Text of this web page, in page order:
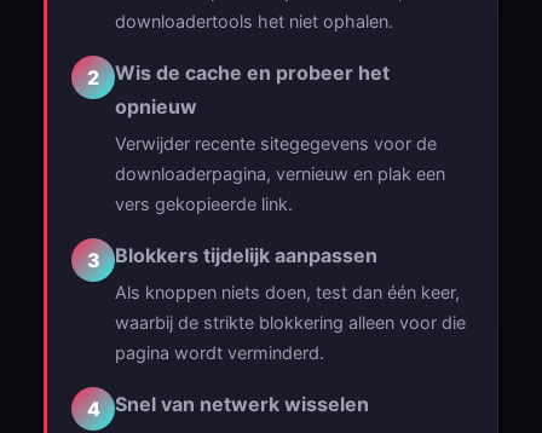
downloadertools het niet ophalen.
2
Wis de cache en probeer het
opnieuw
Verwijder recente sitegegevens voor de
downloaderpagina, vernieuw en plak een
vers gekopieerde link.
3 Blokkers tijdelijk aanpassen
Als knoppen niets doen, test dan één keer,
waarbij de strikte blokkering alleen voor die
pagina wordt verminderd.
4 Snel van netwerk wisselen